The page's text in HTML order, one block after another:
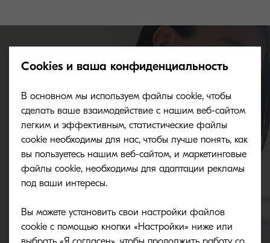
Where to buy
Simply click below to begin the purchasing
process and take efficiency to the next level.
Cookies и ваша конфиденциальность
В основном мы используем файлы cookie, чтобы
сделать ваше взаимодействие с нашим веб-сайтом
легким и эффективным, статистические файлы
cookie необходимы для нас, чтобы лучше понять, как
вы пользуетесь нашим веб-сайтом, и маркетинговые
файлы cookie, необходимы для адаптации рекламы
под ваши интересы.
Вы можете установить свои настройки файлов
cookie с помощью кнопки «Настройки» ниже или